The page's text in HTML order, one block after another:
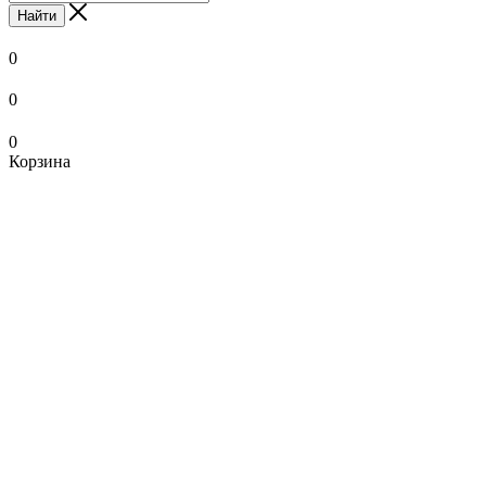
Найти
0
0
0
Корзина